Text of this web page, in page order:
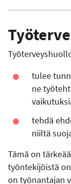
tulee
ne
tehdä
niiltä
Tämä on
työntekijöistä
on työnantajan